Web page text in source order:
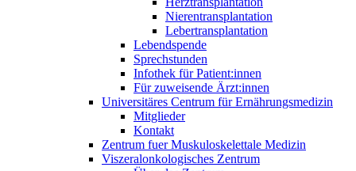
Nierentransplantation
Lebertransplantation
Lebendspende
Sprechstunden
Infothek für Patient:innen
Für zuweisende Ärzt:innen
Universitäres Centrum für Ernährungsmedizin
Mitglieder
Kontakt
Zentrum fuer Muskuloskelettale Medizin
Viszeral­onkologisches Zentrum